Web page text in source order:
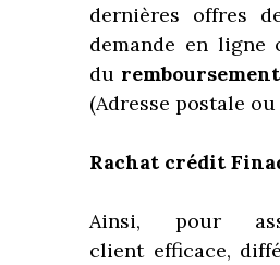
dernières offres
demande en
du
(Adresse postale
Rachat crédit
Ainsi, pour
client efficace,